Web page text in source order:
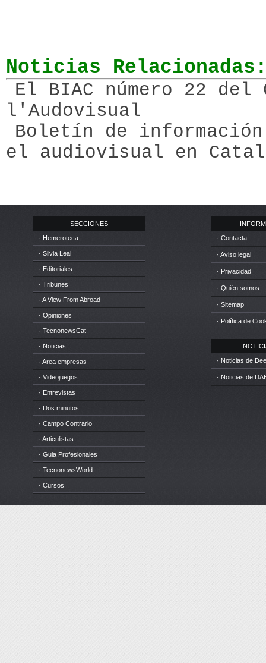
Noticias
El BIAC número 22 del
l'Audovisual
Boletín de información
el audiovisual en
SECCIONES
· Hemeroteca
· Silvia Leal
· Editoriales
· Tribunes
· A View From Abroad
· Opiniones
· TecnonewsCat
· Noticias
· Area empresas
· Videojuegos
· Entrevistas
· Dos minutos
· Campo Contrario
· Articulistas
· Guia Profesionales
· TecnonewsWorld
· Cursos
· Contacta
· Aviso legal
· Privacidad
· Quién somos
· Sitemap
· Política de
· Noticias de
· Noticias de